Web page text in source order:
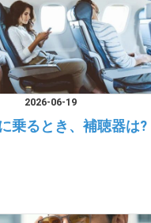
2026-06-19
乗るとき、補聴器は?